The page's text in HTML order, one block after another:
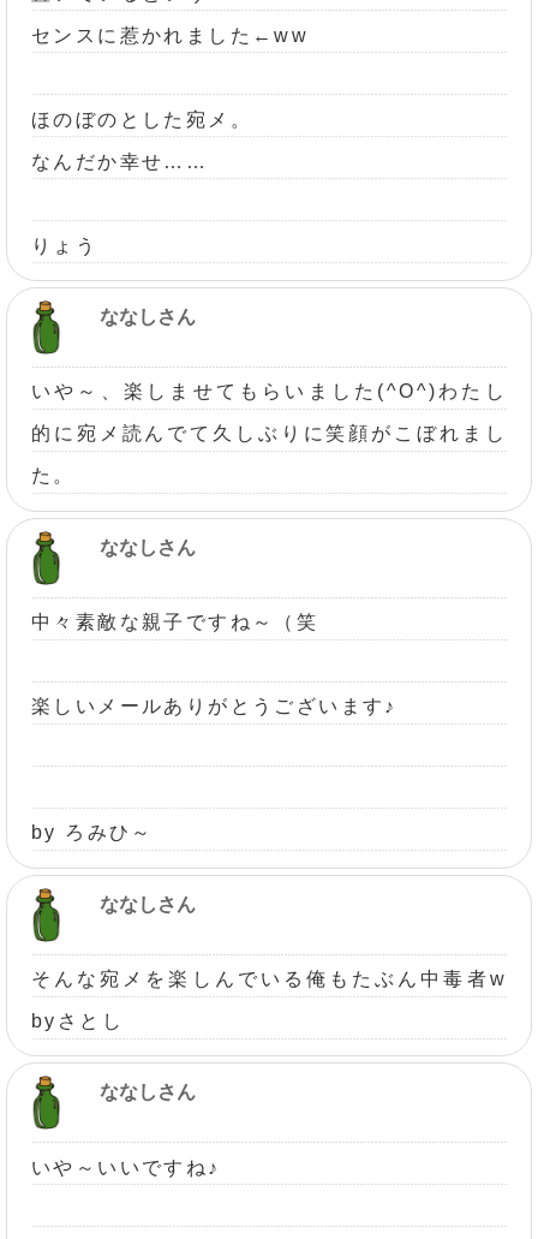
センスに惹かれました←ww
ほのぼのとした宛メ。
なんだか幸せ……
りょう
ななしさん
いや～、楽しませてもらいました(^O^)わたし
的に宛メ読んでて久しぶりに笑顔がこぼれまし
た。
ななしさん
中々素敵な親子ですね～（笑
楽しいメールありがとうございます♪
by ろみひ～
ななしさん
そんな宛メを楽しんでいる俺もたぶん中毒者w
byさとし
ななしさん
いや～いいですね♪